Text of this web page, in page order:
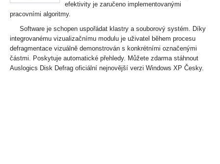
efektivity je zaručeno implementovanými
pracovními algoritmy.
Software je schopen uspořádat klastry a souborový systém. Díky
integrovanému vizualizačnímu modulu je uživatel během procesu
defragmentace vizuálně demonstrován s konkrétními označenými
částmi. Poskytuje automatické přehledy. Můžete zdarma stáhnout
Auslogics Disk Defrag oficiální nejnovější verzi Windows XP Česky.